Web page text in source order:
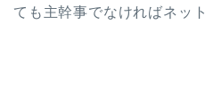
ても主幹事でなければネッ